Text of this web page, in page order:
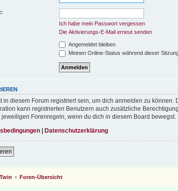
Ich habe mein Passwort vergessen
Die Aktivierungs-E-Mail erneut senden
Angemeldet bleiben
Meinen Online-Status während dieser
in diesem Forum registriert sein, um dich anmelden zu
kann registrierten Benutzern auch zusätzliche
jeweiligen Forenregeln, wenn du dich in diesem Board bewegst.
Datenschutzerklärung
Foren-Übersicht